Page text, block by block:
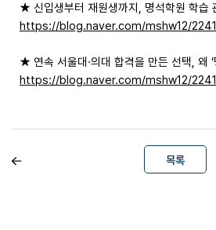
★ 신입생부터 재원생까지, 명석학원 학습
https://blog.naver.com/mshw12/
★ 연속 서울대·의대 합격을 만든 선택, 왜 ‘
https://blog.naver.com/mshw12/
목록